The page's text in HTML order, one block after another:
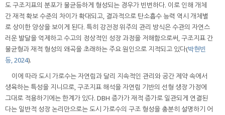
도 구조지표의 분포가 불균등하게 형성되는 경우가 빈번하다. 이로 인해 개체
간 재적 확보 수준의 차이가 확대되고, 결과적으로 탄소흡수 능력 역시 개체별
로 상이한 양상을 보이게 된다. 특히 강전정 위주의 관리 방식은 수관의 자연스
러운 발달을 억제하고 수고의 정상적인 성장 과정을 저해함으로써, 구조지표 간
불균형과 재적 형성의 왜곡을 초래하는 주요 원인으로 지적되고 있다(박현빈
등, 2024).
이에 따라 도시 가로수는 자연림과 달리 지속적인 관리와 공간 제약 속에서
생육하는 특성을 지니므로, 구조지표 해석을 자연림 기반의 선형 생장 가정에
그대로 적용하기에는 한계가 있다. DBH 증가가 재적 증가로 일관되게 연결된
다는 일반적 성장 논리만으로는 도시 가로수의 구조 형성을 충분히 설명하기 어